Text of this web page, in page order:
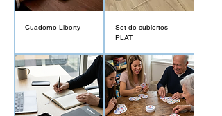
Cuaderno Liberty
Set de cubiertos
PLAT